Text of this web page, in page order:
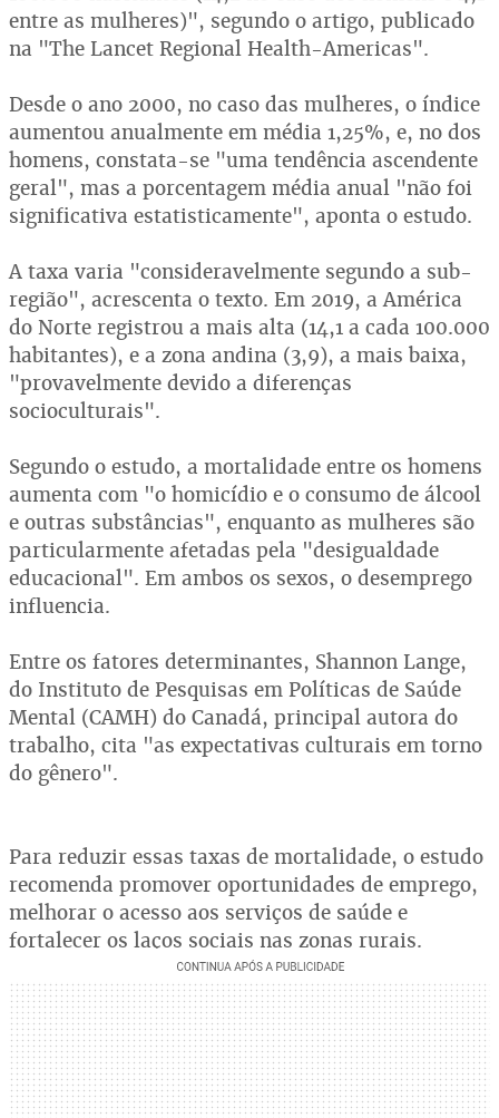
entre as mulheres)", segundo o artigo, publicado
na "The Lancet Regional Health-Americas".
Desde o ano 2000, no caso das mulheres, o índice
aumentou anualmente em média 1,25%, e, no dos
homens, constata-se "uma tendência ascendente
geral", mas a porcentagem média anual "não foi
significativa estatisticamente", aponta o estudo.
A taxa varia "consideravelmente segundo a sub-
região", acrescenta o texto. Em 2019, a América
do Norte registrou a mais alta (14,1 a cada 100.000
habitantes), e a zona andina (3,9), a mais baixa,
"provavelmente devido a diferenças
socioculturais".
Segundo o estudo, a mortalidade entre os homens
aumenta com "o homicídio e o consumo de álcool
e outras substâncias", enquanto as mulheres são
particularmente afetadas pela "desigualdade
educacional". Em ambos os sexos, o desemprego
influencia.
Entre os fatores determinantes, Shannon Lange,
do Instituto de Pesquisas em Políticas de Saúde
Mental (CAMH) do Canadá, principal autora do
trabalho, cita "as expectativas culturais em torno
do gênero".
Para reduzir essas taxas de mortalidade, o estudo
recomenda promover oportunidades de emprego,
melhorar o acesso aos serviços de saúde e
fortalecer os laços sociais nas zonas rurais.